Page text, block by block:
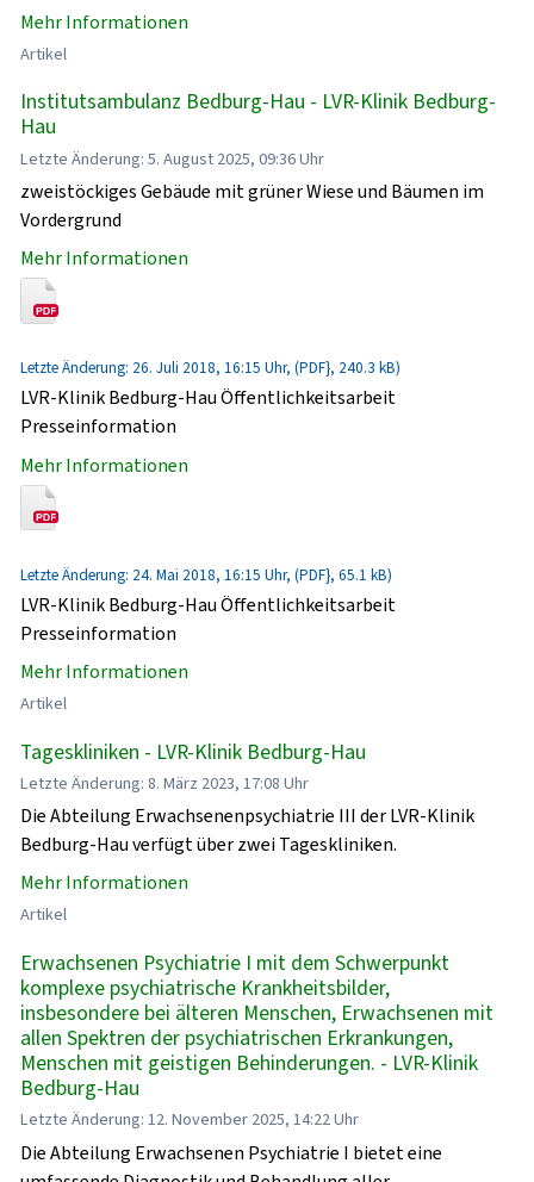
Mehr Informationen
Artikel
Institutsambulanz Bedburg-Hau - LVR-Klinik Bedburg-
Hau
Letzte Änderung: 5. August 2025, 09:36 Uhr
zweistöckiges Gebäude mit grüner Wiese und Bäumen im
Vordergrund
Mehr Informationen
Letzte Änderung: 26. Juli 2018, 16:15 Uhr, (PDF}, 240.3 kB)
LVR-Klinik Bedburg-Hau Öffentlichkeitsarbeit
Presseinformation
Mehr Informationen
Letzte Änderung: 24. Mai 2018, 16:15 Uhr, (PDF}, 65.1 kB)
LVR-Klinik Bedburg-Hau Öffentlichkeitsarbeit
Presseinformation
Mehr Informationen
Artikel
Tageskliniken - LVR-Klinik Bedburg-Hau
Letzte Änderung: 8. März 2023, 17:08 Uhr
Die Abteilung Erwachsenenpsychiatrie III der LVR-Klinik
Bedburg-Hau verfügt über zwei Tageskliniken.
Mehr Informationen
Artikel
Erwachsenen Psychiatrie I mit dem Schwerpunkt
komplexe psychiatrische Krankheitsbilder,
insbesondere bei älteren Menschen, Erwachsenen mit
allen Spektren der psychiatrischen Erkrankungen,
Menschen mit geistigen Behinderungen. - LVR-Klinik
Bedburg-Hau
Letzte Änderung: 12. November 2025, 14:22 Uhr
Die Abteilung Erwachsenen Psychiatrie I bietet eine